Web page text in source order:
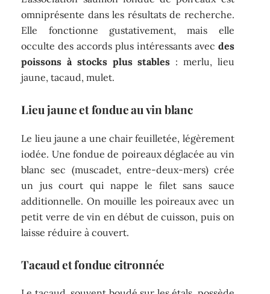
omniprésente dans les résultats de recherche.
Elle fonctionne gustativement, mais elle
occulte des accords plus intéressants avec des
poissons à stocks plus stables : merlu, lieu
jaune, tacaud, mulet.
Lieu jaune et fondue au vin blanc
Le lieu jaune a une chair feuilletée, légèrement
iodée. Une fondue de poireaux déglacée au vin
blanc sec (muscadet, entre-deux-mers) crée
un jus court qui nappe le filet sans sauce
additionnelle. On mouille les poireaux avec un
petit verre de vin en début de cuisson, puis on
laisse réduire à couvert.
Tacaud et fondue citronnée